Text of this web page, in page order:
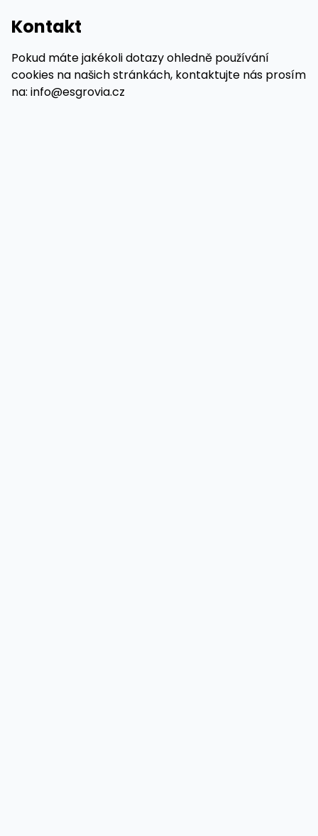
Kontakt
Pokud máte jakékoli dotazy ohledně používání
cookies na našich stránkách, kontaktujte nás prosím
na: info@esgrovia.cz